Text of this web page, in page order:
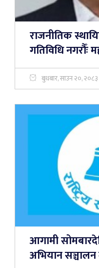
राजनीतिक
गतिविधि
बुधबार, साउन २०, २०८३
आगामी
अभियान सञ्चालन